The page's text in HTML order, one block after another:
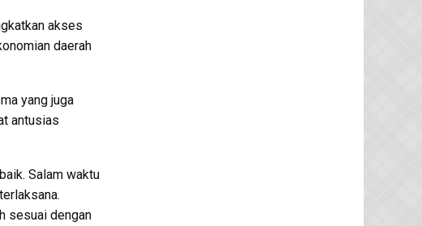
akses
daerah
yang juga
antusias
Salam waktu
sesuai dengan